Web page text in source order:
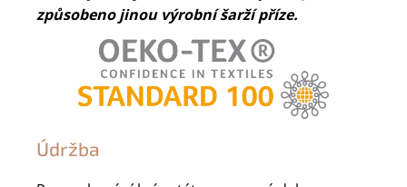
způsobeno jinou výrobní šarží příze.
Údržba